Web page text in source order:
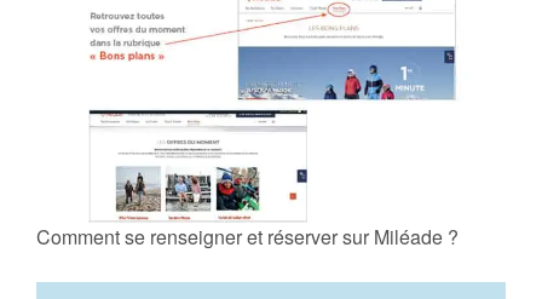
Comment se renseigner et réserver sur Miléade ?